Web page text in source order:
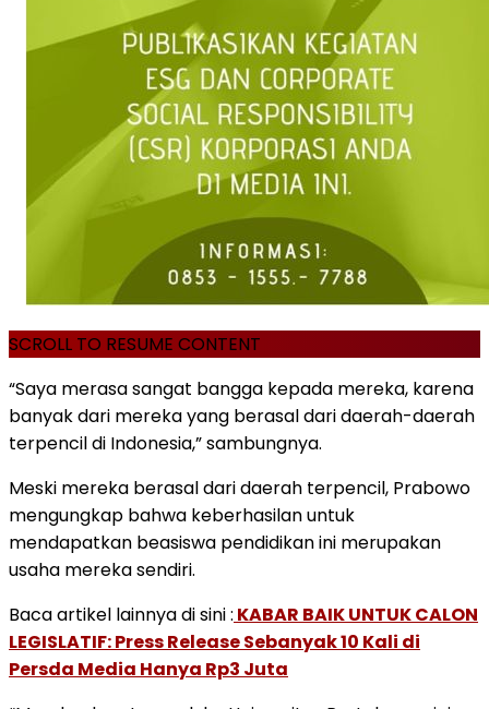
SCROLL TO RESUME CONTENT
“Saya merasa sangat bangga kepada mereka, karena
banyak dari mereka yang berasal dari daerah-daerah
terpencil di Indonesia,” sambungnya.
Meski mereka berasal dari daerah terpencil, Prabowo
mengungkap bahwa keberhasilan untuk
mendapatkan beasiswa pendidikan ini merupakan
usaha mereka sendiri.
Baca artikel lainnya di sini : KABAR BAIK UNTUK CALON
LEGISLATIF: Press Release Sebanyak 10 Kali di
Persda Media Hanya Rp3 Juta